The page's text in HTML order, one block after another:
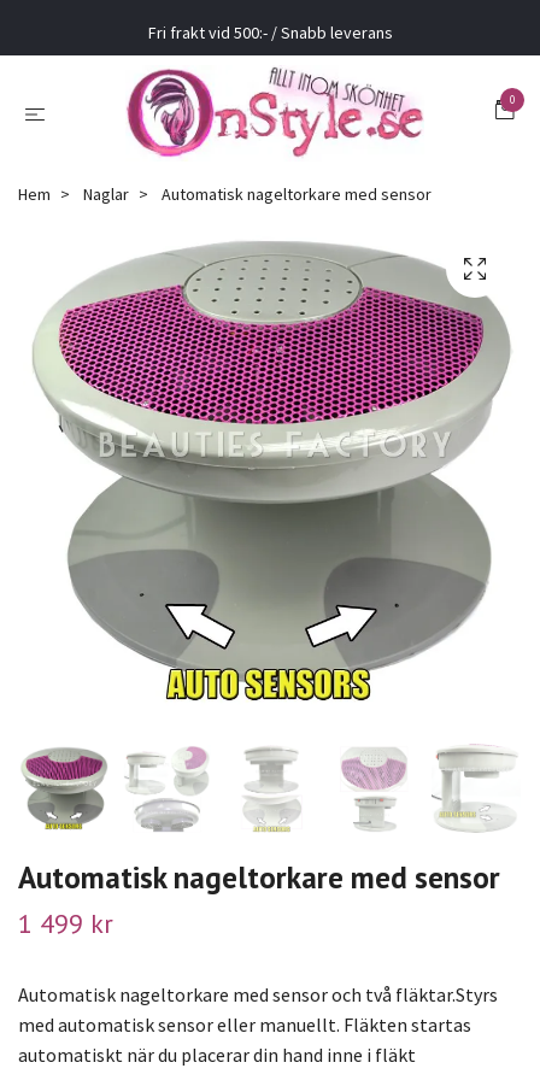
Fri frakt vid 500:- / Snabb leverans
0
Hem Naglar Automatisk nageltorkare med sensor
Automatisk nageltorkare med sensor
1 499 kr
Automatisk nageltorkare med sensor och två fläktar.Styrs
med automatisk sensor eller manuellt. Fläkten startas
automatiskt när du placerar din hand inne i fläkt